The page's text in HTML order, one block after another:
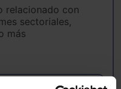
relacionado con
sectoriales,
más